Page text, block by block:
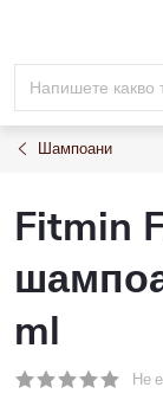
Шампоани
Fitmin
ml
Не